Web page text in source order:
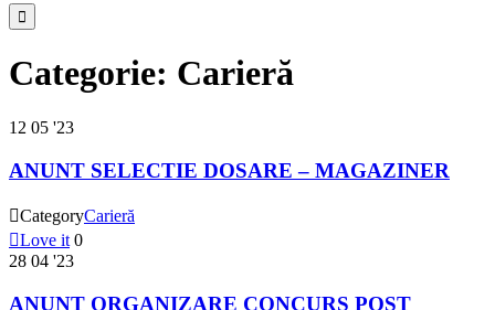

Categorie: Carieră
12 05 '23
ANUNT SELECTIE DOSARE – MAGAZINER
CategoryCarieră
Love it 0
28 04 '23
ANUNT ORGANIZARE CONCURS POST